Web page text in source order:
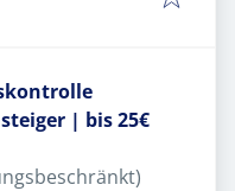
| bis 25€